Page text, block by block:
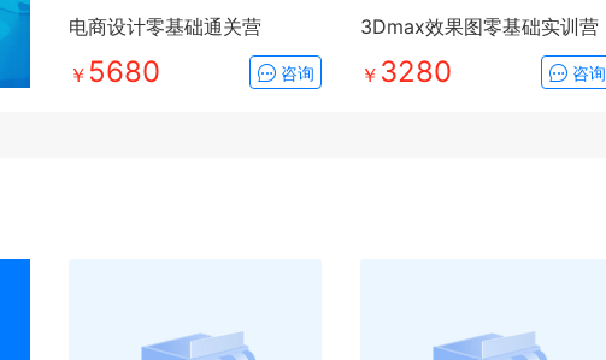
电商设计零基础通关营
￥ 5680 咨询
3Dmax效果图零基础实训营
￥ 3280 咨询